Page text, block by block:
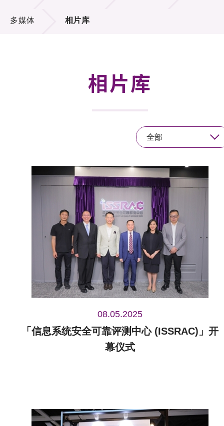
项目及资助计划
活动及消息
多媒体 相片库
相片库
全部
08.05.2025
「信息系统安全可靠评测中心 (ISSRAC)」开
幕仪式